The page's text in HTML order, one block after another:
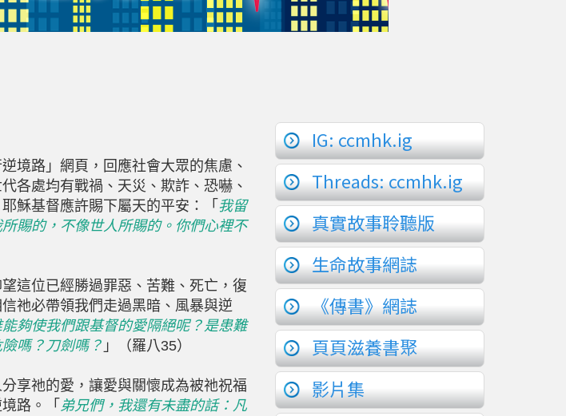
境路」網頁，回應社會大眾的焦慮、
各處均有戰禍、天災、欺詐、恐嚇、
穌基督應許賜下屬天的平安：「 我留
賜的，不像世人所賜的。你們心裡不
這位已經勝過罪惡、苦難、死亡，復
祂必帶領我們走過黑暗、風暴與逆
夠使我們跟基督的愛隔絕呢？是患難
嗎？刀劍嗎？ 」（羅八35）
享祂的愛，讓愛與關懷成為被祂祝福
路。「 弟兄們，我還有未盡的話：凡
IG: ccmhk.ig
Threads: ccmhk.ig
真實故事聆聽版
生命故事網誌
《傳書》網誌
頁頁滋養書聚
影片集